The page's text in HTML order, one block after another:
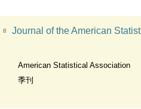
8 Journal of the American
American Statistical Association
季刊